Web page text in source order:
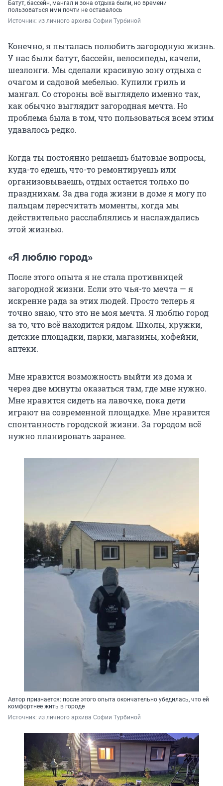
Батут, бассейн, мангал и зона отдыха были, но времени
пользоваться ими почти не оставалось
Источник: из личного архива Софии Турбиной
Конечно, я пыталась полюбить загородную жизнь.
У нас были батут, бассейн, велосипеды, качели,
шезлонги. Мы сделали красивую зону отдыха с
очагом и садовой мебелью. Купили гриль и
мангал. Со стороны всё выглядело именно так,
как обычно выглядит загородная мечта. Но
проблема была в том, что пользоваться всем этим
удавалось редко.
Когда ты постоянно решаешь бытовые вопросы,
куда-то едешь, что-то ремонтируешь или
организовываешь, отдых остается только по
праздникам. За два года жизни в доме я могу по
пальцам пересчитать моменты, когда мы
действительно расслаблялись и наслаждались
этой жизнью.
«Я люблю город»
После этого опыта я не стала противницей
загородной жизни. Если это чья-то мечта — я
искренне рада за этих людей. Просто теперь я
точно знаю, что это не моя мечта. Я люблю город
за то, что всё находится рядом. Школы, кружки,
детские площадки, парки, магазины, кофейни,
аптеки.
Мне нравится возможность выйти из дома и
через две минуты оказаться там, где мне нужно.
Мне нравится сидеть на лавочке, пока дети
играют на современной площадке. Мне нравится
спонтанность городской жизни. За городом всё
нужно планировать заранее.
Автор признается: после этого опыта окончательно убедилась, что ей
комфортнее жить в городе
Источник: из личного архива Софии Турбиной